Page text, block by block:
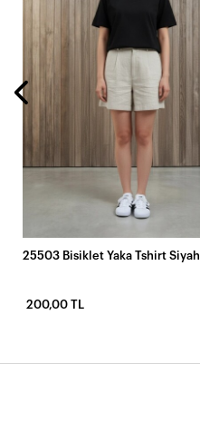
25503 Bisiklet Yaka Tshirt Siyah
200,00 TL